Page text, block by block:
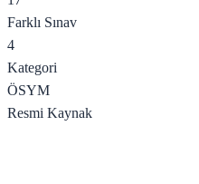
Farklı Sınav
4
Kategori
ÖSYM
Resmi Kaynak